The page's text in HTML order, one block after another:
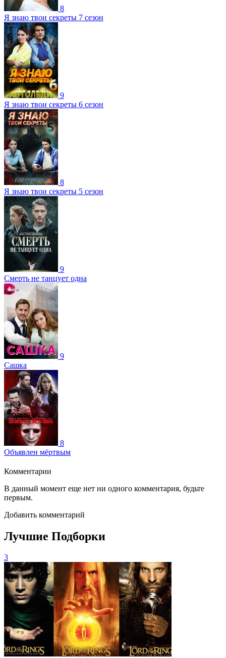
8
Я знаю твои секреты 7 сезон
9
Я знаю твои секреты 6 сезон
8
Я знаю твои секреты 5 сезон
9
Смерть не танцует одна
9
Сашка
8
Объявлен мёртвым
Комментарии
В данный момент еще нет ни одного комментария, будьте
первым.
Добавить комментарий
Лучшие Подборки
3